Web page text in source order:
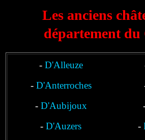
Les anciens
département du
- D'Alleuze
- D'Anterroches
- D'Aubijoux
-D'Auzers -